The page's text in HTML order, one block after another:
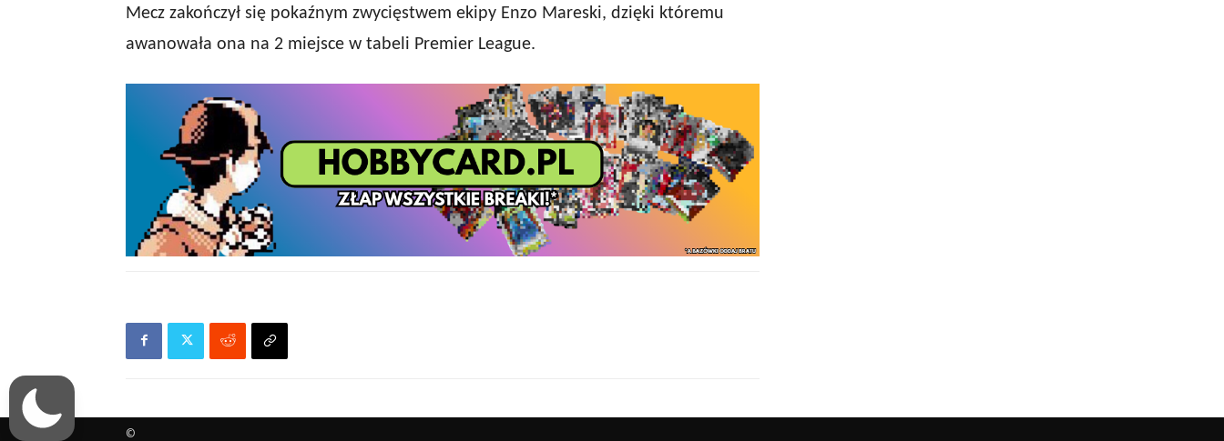
Mecz zakończył się pokaźnym zwycięstwem ekipy Enzo Mareski, dzięki któremu
awanowała ona na 2 miejsce w tabeli Premier League.
©